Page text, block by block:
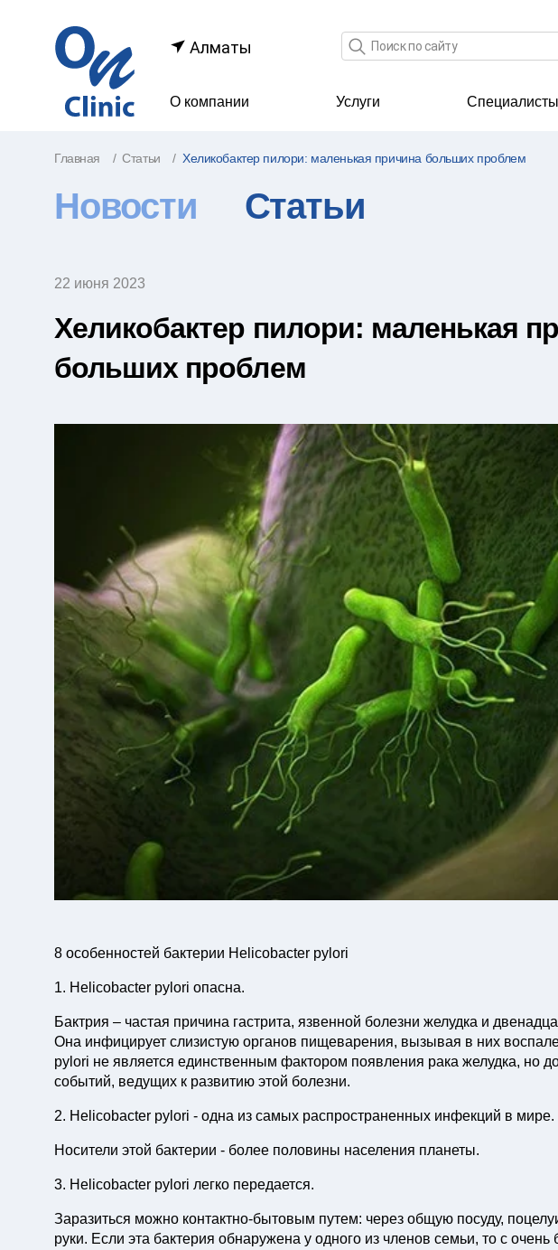
Алматы Поле поиска
О компании Услуги Специалисты
Главная Статьи Хеликобактер пилори: маленькая причина больших проблем
Новости Статьи
22 июня 2023
Хеликобактер пилори: маленькая
больших проблем
8 особенностей бактерии Helicobacter pylori
1. Helicobacter pylori опасна.
Бактрия – частая причина гастрита, язвенной болезни желудка и
Она инфицирует слизистую органов пищеварения, вызывая в них
pylori не является единственным фактором появления рака желудка, но
событий, ведущих к развитию этой болезни.
2. Helicobacter pylori - одна из самых распространенных инфекций в мире.
Носители этой бактерии - более половины населения планеты.
3. Helicobacter pylori легко передается.
Заразиться можно контактно-бытовым путем: через общую посуду,
руки. Если эта бактерия обнаружена у одного из членов семьи, то с